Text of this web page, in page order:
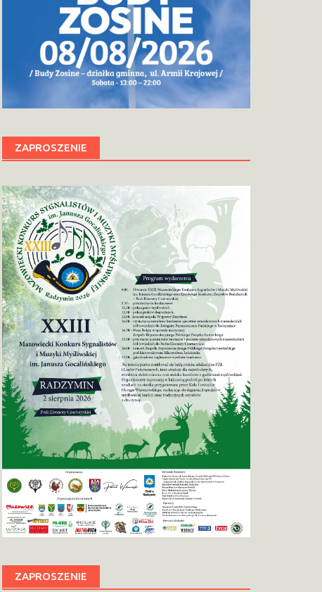
ZAPROSZENIE
ZAPROSZENIE